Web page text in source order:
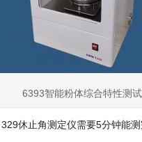
6393智能粉体综合特性测
休止角测定仪需要5分钟能